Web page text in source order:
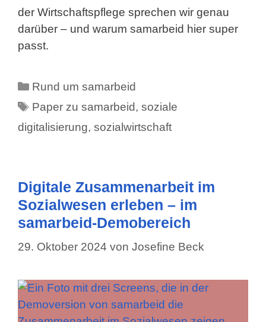
der Wirtschaftspflege sprechen wir genau
darüber – und warum samarbeid hier super
passt.
Kategorien
Rund um samarbeid
Schlagwörter
Paper zu samarbeid,soziale
digitalisierung, sozialwirtschaft
Digitale Zusammenarbeit im
Sozialwesen erleben – im
samarbeid-Demobereich
29. Oktober 2024 von Josefine Beck